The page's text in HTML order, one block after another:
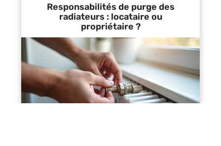
Responsabilités de purge des
radiateurs : locataire ou
propriétaire ?